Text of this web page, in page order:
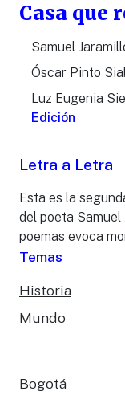
Casa que
Samuel
Óscar Pinto
Luz Eugenia
Edición
Letra a Letra
Esta es la
del poeta Samuel
poemas evoca
Temas
Historia
Mundo
Bogotá